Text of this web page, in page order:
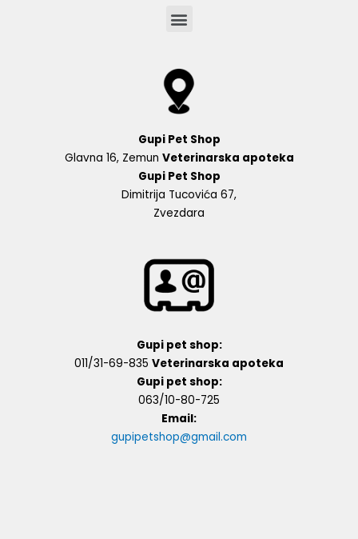
Menu
Gupi Pet Shop
Glavna 16, Zemun Veterinarska apoteka
Gupi Pet Shop
Dimitrija Tucovića 67,
Zvezdara
Gupi pet shop:
011/31-69-835 Veterinarska apoteka
Gupi pet shop:
063/10-80-725
Email:
gupipetshop@gmail.com